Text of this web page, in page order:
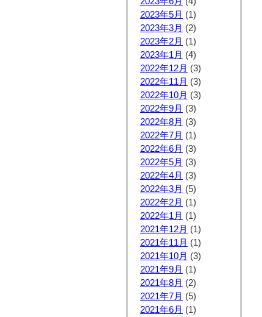
2023年5月 (1)
2023年3月 (2)
2023年2月 (1)
2023年1月 (4)
2022年12月 (3)
2022年11月 (3)
2022年10月 (3)
2022年9月 (3)
2022年8月 (3)
2022年7月 (1)
2022年6月 (3)
2022年5月 (3)
2022年4月 (3)
2022年3月 (5)
2022年2月 (1)
2022年1月 (1)
2021年12月 (1)
2021年11月 (1)
2021年10月 (3)
2021年9月 (1)
2021年8月 (2)
2021年7月 (5)
2021年6月 (1)